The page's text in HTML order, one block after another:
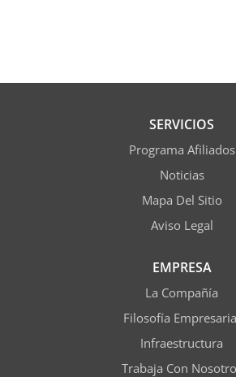
SERVICIOS
Programa Afiliados
Noticias
Mapa Del Sitio
Aviso Legal
EMPRESA
La Compañía
Filosofía
Infraestructura
Trabaja Con